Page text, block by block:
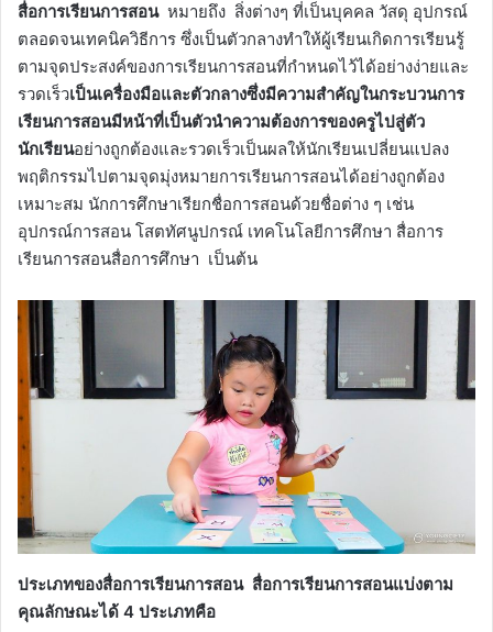
สื่อการเรียนการสอน หมายถึง สิ่งต่างๆ ที่เป็นบุคคล วัสดุ อุปกรณ์
ตลอดจนเทคนิควิธีการ ซึ่งเป็นตัวกลางทำให้ผู้เรียนเกิดการเรียนรู้
ตามจุดประสงค์ของการเรียนการสอนที่กำหนดไว้ได้อย่างง่ายและ
รวดเร็วเป็นเครื่องมือและตัวกลางซึ่งมีความสำคัญในกระบวนการ
เรียนการสอนมีหน้าที่เป็นตัวนำความต้องการของครูไปสู่ตัว
นักเรียนอย่างถูกต้องและรวดเร็วเป็นผลให้นักเรียนเปลี่ยนแปลง
พฤติกรรมไปตามจุดมุ่งหมายการเรียนการสอนได้อย่างถูกต้อง
เหมาะสม นักการศึกษาเรียกชื่อการสอนด้วยชื่อต่าง ๆ เช่น
อุปกรณ์การสอน โสตทัศนูปกรณ์ เทคโนโลยีการศึกษา สื่อการ
เรียนการสอนสื่อการศึกษา เป็นต้น
ประเภทของสื่อการเรียนการสอน สื่อการเรียนการสอนแบ่งตาม
คุณลักษณะได้ 4 ประเภทคือ